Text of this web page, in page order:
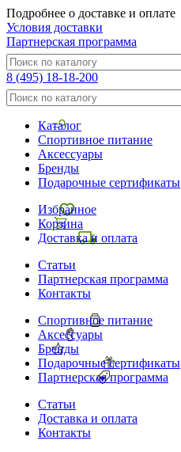
Подробнее о доставке и оплате
Условия доставки
Партнерская программа
8 (495) 18-18-200
Каталог
Спортивное питание
Аксессуары
Бренды
Подарочные сертификаты
Избранное
Корзина
Доставка и оплата
Статьи
Партнерская программа
Контакты
Спортивное питание
Аксессуары
Бренды
Подарочные сертификаты
Партнерская программа
Статьи
Доставка и оплата
Контакты